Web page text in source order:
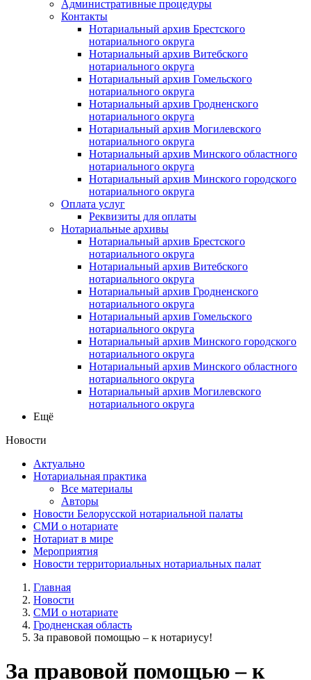
Административные процедуры
Контакты
Нотариальный архив Брестского
нотариального округа
Нотариальный архив Витебского
нотариального округа
Нотариальный архив Гомельского
нотариального округа
Нотариальный архив Гродненского
нотариального округа
Нотариальный архив Могилевского
нотариального округа
Нотариальный архив Минского областного
нотариального округа
Нотариальный архив Минского городского
нотариального округа
Оплата услуг
Реквизиты для оплаты
Нотариальные архивы
Нотариальный архив Брестского
нотариального округа
Нотариальный архив Витебского
нотариального округа
Нотариальный архив Гродненского
нотариального округа
Нотариальный архив Гомельского
нотариального округа
Нотариальный архив Минского городского
нотариального округа
Нотариальный архив Минского областного
нотариального округа
Нотариальный архив Могилевского
нотариального округа
Ещё
Новости
Актуально
Нотариальная практика
Все материалы
Авторы
Новости Белорусской нотариальной палаты
СМИ о нотариате
Нотариат в мире
Мероприятия
Новости территориальных нотариальных палат
Главная
Новости
СМИ о нотариате
Гродненская область
За правовой помощью – к нотариусу!
За правовой помощью – к